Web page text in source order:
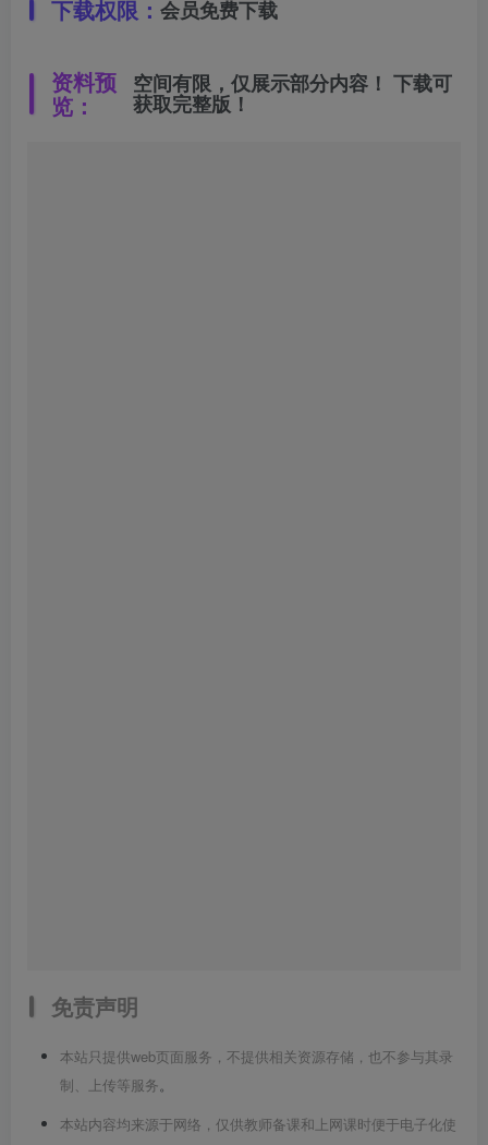
下载权限： 会员免费下载
资料预
览：
空间有限，仅展示部分内容！ 下载可
获取完整版！
免责声明
本站只提供web页面服务，不提供相关资源存储，也不参与其录
制、上传等服务。
本站内容均来源于网络，仅供教师备课和上网课时便于电子化使